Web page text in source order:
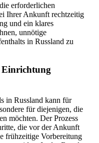
erforderlichen
Ihrer Ankunft rechtzeitig
und ein klares
unnötige
in Russland zu
in Russland kann für
für diejenigen, die
möchten. Der Prozess
die vor der Ankunft
frühzeitige Vorbereitung